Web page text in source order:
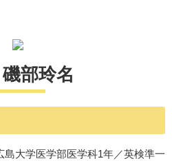
部玲名
島大学医学部医学科1年／英検準一